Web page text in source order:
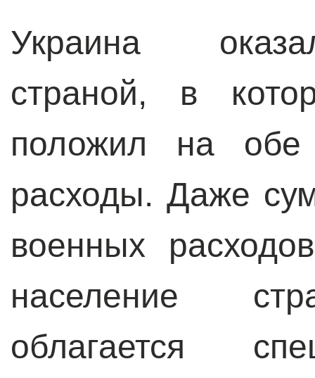
Украина
страной, в
положил на обе
расходы. Даже
военных
население
облагается